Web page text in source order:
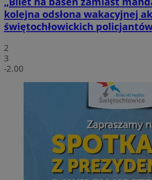
kolejna odsłona wakacyjnej
świętochłowickich
2
3
-2.00